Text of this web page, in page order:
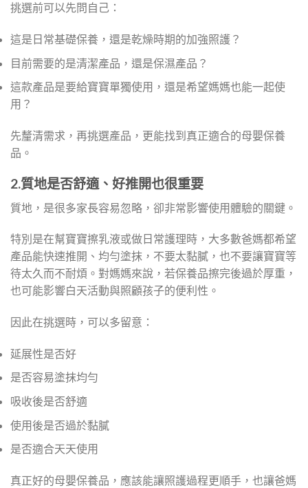
挑選前可以先問自己：
這是日常基礎保養，還是乾燥時期的加強照護？
目前需要的是清潔產品，還是保濕產品？
這款產品是要給寶寶單獨使用，還是希望媽媽也能一起使
用？
先釐清需求，再挑選產品，更能找到真正適合的母嬰保養
品。
2.質地是否舒適、好推開也很重要
質地，是很多家長容易忽略，卻非常影響使用體驗的關鍵。
特別是在幫寶寶擦乳液或做日常護理時，大多數爸媽都希望
產品能快速推開、均勻塗抹，不要太黏膩，也不要讓寶寶等
待太久而不耐煩。對媽媽來說，若保養品擦完後過於厚重，
也可能影響白天活動與照顧孩子的便利性。
因此在挑選時，可以多留意：
延展性是否好
是否容易塗抹均勻
吸收後是否舒適
使用後是否過於黏膩
是否適合天天使用
真正好的母嬰保養品，應該能讓照護過程更順手，也讓爸媽